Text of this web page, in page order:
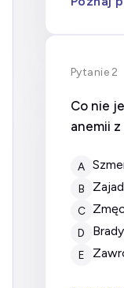
Pytanie 2
Co nie
anemii
A
B
C
D
E